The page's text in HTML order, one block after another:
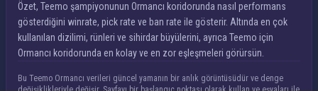
Özet, Teemo şampiyonunun Ormancı koridorunda nasıl performans
gösterdiğini winrate, pick rate ve ban rate ile gösterir. Altında en çok
kullanılan dizilimi, rünleri ve sihirdar büyülerini, ayrıca Teemo için
Ormancı koridorunda en kolay ve en zor eşleşmeleri görürsün.
Bu Teemo Ormancı verileri güncel yamanın bir anlık görüntüsüdür ve denge